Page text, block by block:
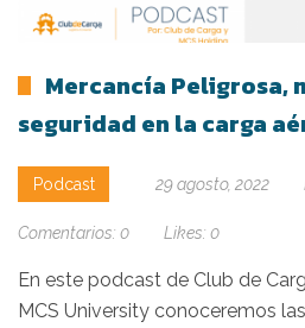
Mercancía Peligrosa,
seguridad en la carga
Podcast 29 agosto, 2022
Comentarios: 0 Likes: 0
En este podcast de Club de
MCS University conoceremos